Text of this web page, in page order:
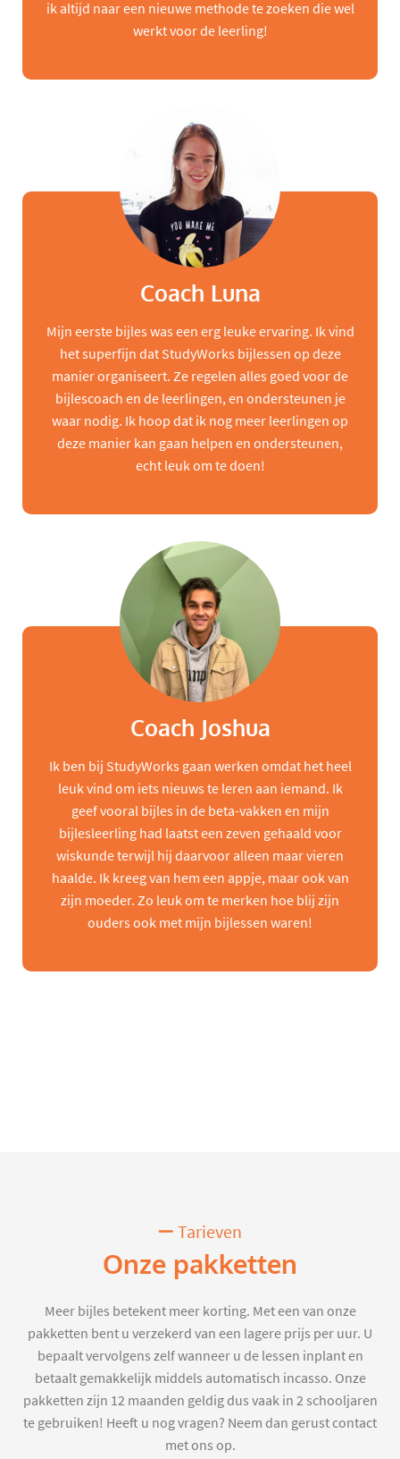
ik altijd naar een nieuwe methode te zoeken die wel
werkt voor de leerling!
Coach Luna
Mijn eerste bijles was een erg leuke ervaring. Ik vind
het superfijn dat StudyWorks bijlessen op deze
manier organiseert. Ze regelen alles goed voor de
bijlescoach en de leerlingen, en ondersteunen je
waar nodig. Ik hoop dat ik nog meer leerlingen op
deze manier kan gaan helpen en ondersteunen,
echt leuk om te doen!
Coach Joshua
Ik ben bij StudyWorks gaan werken omdat het heel
leuk vind om iets nieuws te leren aan iemand. Ik
geef vooral bijles in de beta-vakken en mijn
bijlesleerling had laatst een zeven gehaald voor
wiskunde terwijl hij daarvoor alleen maar vieren
haalde. Ik kreeg van hem een appje, maar ook van
zijn moeder. Zo leuk om te merken hoe blij zijn
ouders ook met mijn bijlessen waren!
Tarieven
Onze pakketten
Meer bijles betekent meer korting. Met een van onze
pakketten bent u verzekerd van een lagere prijs per uur. U
bepaalt vervolgens zelf wanneer u de lessen inplant en
betaalt gemakkelijk middels automatisch incasso. Onze
pakketten zijn 12 maanden geldig dus vaak in 2 schooljaren
te gebruiken! Heeft u nog vragen? Neem dan gerust contact
met ons op.